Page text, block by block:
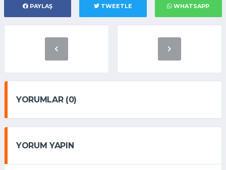
PAYLAŞ TWEETLE WHATSAPP
YORUMLAR (0)
YORUM YAPIN